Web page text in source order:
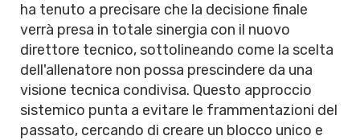
ha tenuto a precisare che la decisione finale
verrà presa in totale sinergia con il nuovo
direttore tecnico, sottolineando come la scelta
dell'allenatore non possa prescindere da una
visione tecnica condivisa. Questo approccio
sistemico punta a evitare le frammentazioni del
passato, cercando di creare un blocco unico e